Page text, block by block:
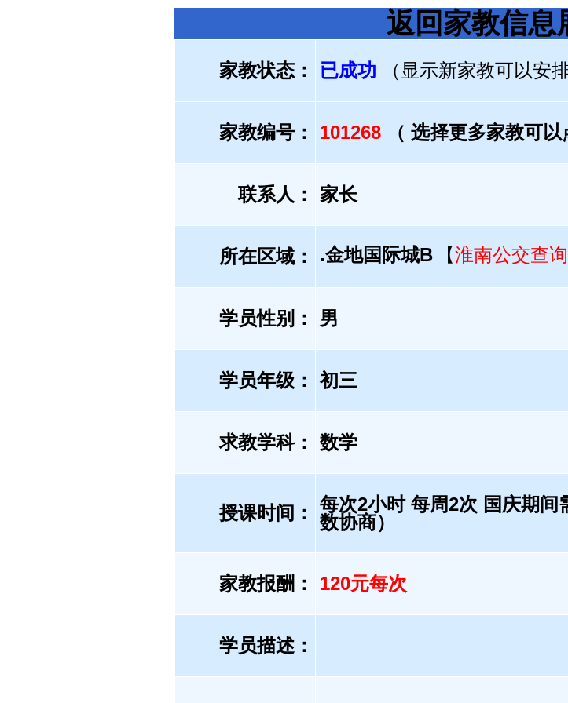
返回家教信息
家教状态： 已成功 （显示新家教可以安排
家教编号： 101268 （ 选择更多家教可以
联系人： 家长
所在区域： .金地国际城B 【淮南公交查询
学员性别： 男
学员年级： 初三
求教学科： 数学
授课时间：
每次2小时 每周2次 国庆期间
数协商）
家教报酬： 120元每次
学员描述：